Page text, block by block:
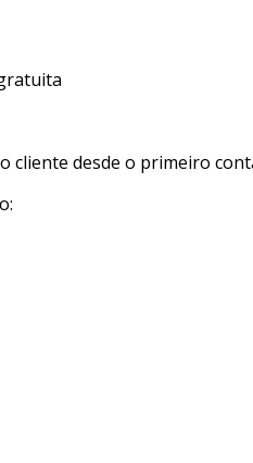
cliente desde o primeiro